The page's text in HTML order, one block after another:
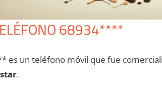
68934****
un teléfono móvil quе fue
.